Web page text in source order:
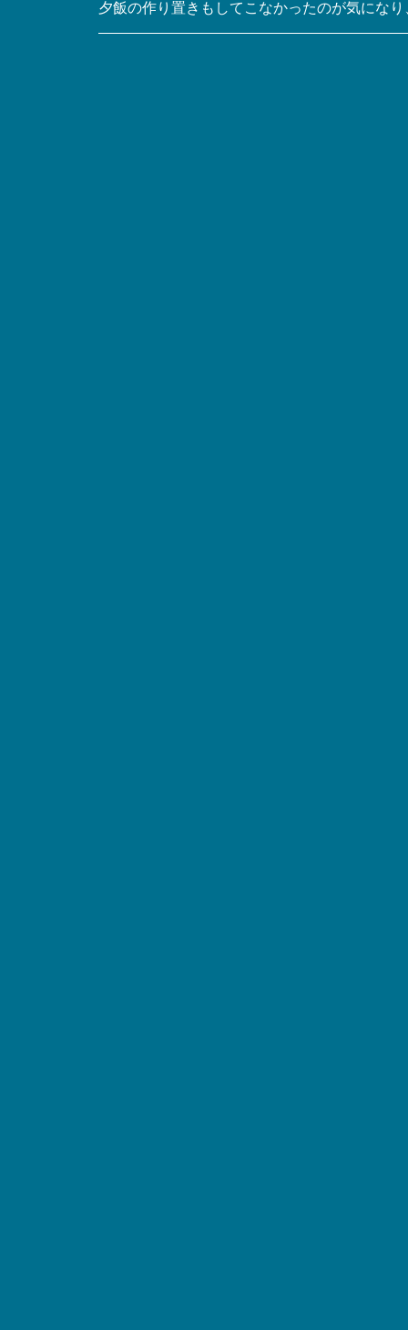
夕飯の作り置きもしてこなかったのが気にな